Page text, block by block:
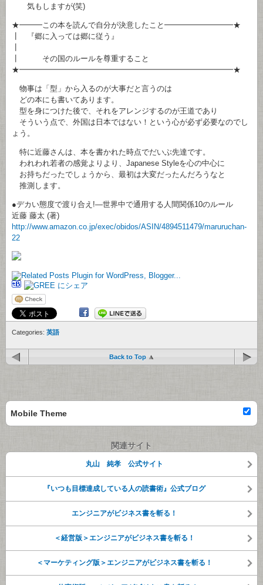
気もしますが(笑)
★━━━この本を読んで自分が決意したこと━━━━━━━━━★
┃ 『郷に入っては郷に従う』
┃ その国のルールを尊重すること
★━━━━━━━━━━━━━━━━━━━━━━━━━━━━★
物事は「型」から入るのが大事だと言うのは
どの本にも書いてあります。
型を身につけた後で、それをアレンジするのが王道であり
そういう点で、外国は日本ではない！という心が必ず必要なのでし
ょう。
特に近藤さんは、本を書かれた時点でだいぶ先達です。
われわれ若者の感覚よりより、Japanese Styleを心の中心に
お持ちだったでしょうから、最初は大変だったんだろうなと
推測します。
●デカい態度で渡り合え!―世界中で通用する人間関係10のルール
近藤 藤太 (著)
http://www.amazon.co.jp/exec/obidos/ASIN/4894511479/maruruchan-
22
Categories: 英語
Back to Top
Mobile Theme
関連サイト
丸山 純孝 公式サイト
『いつも目標達成している人の読書術』公式ブログ
エンジニアがビジネス書を斬る！
＜経営版＞エンジニアがビジネス書を斬る！
＜マーケティング版＞エンジニアがビジネス書を斬る！